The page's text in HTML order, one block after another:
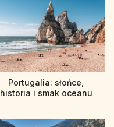
Portugalia: słońce,
historia i smak oceanu